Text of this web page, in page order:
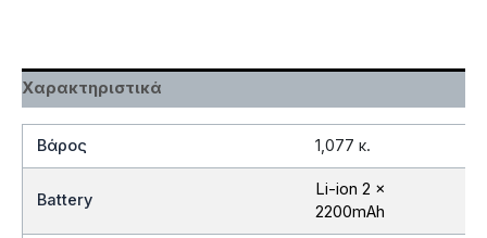
Χαρακτηριστικά
Βάρος 1,077 κ.
Battery
Li-ion 2 x
2200mAh